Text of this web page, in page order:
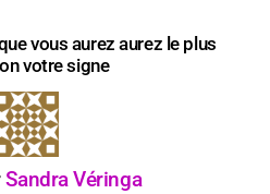
vous aurez aurez le plus
votre signe
Sandra Véringa